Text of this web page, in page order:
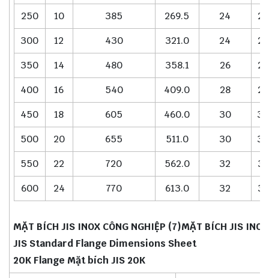
250 10 385 269.5 24
24
300
12 430 321.0 24
24
350
14 480 358.1 26
26
400
16 540 409.0 28
28
450
18 605 460.0 30
30
500
20 655 511.0 30
30
550
22 720 562.0 32
32
600
24 770 613.0 32 32
MẶT BÍCH JIS INOX CÔNG NGHIỆP (7)MẶT BÍCH JIS
JIS Standard Flange Dimensions Sheet
20K Flange Mặt bích JIS 20K